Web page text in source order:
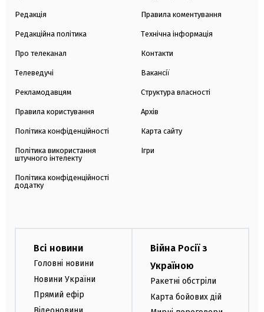
Редакція
Редакційна політика
Про телеканал
Телеведучі
Рекламодавцям
Правила користування
Політика конфіденційності
Політика використання
штучного інтелекту
Політика конфіденційності
додатку
Правила коментування
Технічна інформація
Контакти
Вакансії
Структура власності
Архів
Карта сайту
Ігри
Всі новини
Головні новини
Новини України
Прямий ефір
Війна Росії з
Україною
Ракетні обстріли
Карта бойових дій